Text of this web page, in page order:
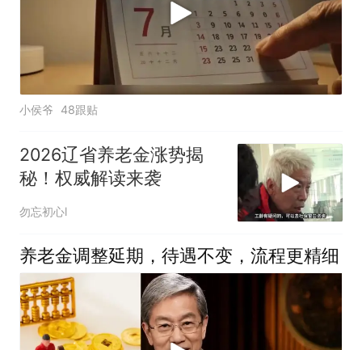
小侯爷 48跟贴
2026辽省养老金涨势揭
秘！权威解读来袭
勿忘初心l
养老金调整延期，待遇不变，流程更精细